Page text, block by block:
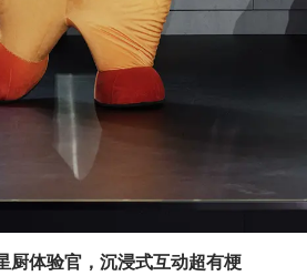
厨体验官，沉浸式互动超有梗